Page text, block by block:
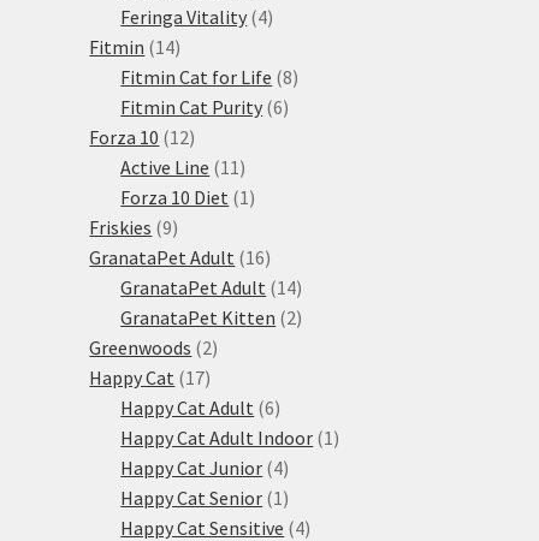
produkty
Feringa Vitality 44
Fitmin 1414
produktů
Fitmin Cat for Life 88
Fitmin Cat Purity 66
Forza 10 1212
produktů
Active Line 11 11
produktů
Forza 10 Diet 1 1
Friskies 99
produktů
GranataPet Adult 1616
produktů
GranataPet Adult 1414
produktů
GranataPet Kitten 22
Greenwoods 22
Happy Cat 1717
produktů
Happy Cat Adult 66
produktů
Happy Cat Adult Indoor 1 1
Happy Cat Junior 44
produkty
Happy Cat Senior 1 1
produkt
Happy Cat Sensitive 44